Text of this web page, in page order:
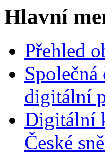
Hlavní
Přehled
Společná
digitální
Digitální
České